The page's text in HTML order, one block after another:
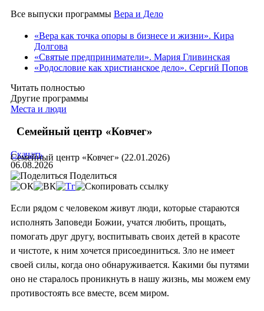
Все выпуски программы Вера и Дело
«Вера как точка опоры в бизнесе и жизни». Кира
Долгова
«Святые предприниматели». Мария Гливинская
«Родословие как христианское дело». Сергий Попов
Читать полностью
Другие программы
Места и люди
Семейный центр «Ковчег»
Семейный центр «Ковчег» (22.01.2026)
Скачать
06.08.2026
Поделиться
Если рядом с человеком живут люди, которые стараются
исполнять Заповеди Божии, учатся любить, прощать,
помогать друг другу, воспитывать своих детей в красоте
и чистоте, к ним хочется присоединиться. Зло не имеет
своей силы, когда оно обнаруживается. Какими бы путями
оно не старалось проникнуть в нашу жизнь, мы можем ему
противостоять все вместе, всем миром.